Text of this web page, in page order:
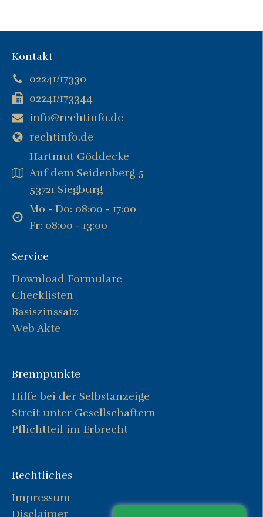
Kontakt
02241/17330
02241/173344
info@rechtinfo.de
rechtinfo.de
Hartmut Göddecke
Auf dem Seidenberg 5
53721 Siegburg
Mo - Do: 08:00 - 17:00
Fr: 08:00 - 13:00
Service
Download Formulare
Checklisten
Basiszinssatz
Web Akte
Brennpunkte
Hilfe bei der Selbstanzeige
Streit unter Gesellschaftern
Pflichtteil im Erbrecht
Rechtliches
Impressum
Disclaimer